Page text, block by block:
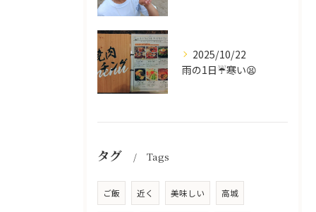
2025/10/22
雨の1日☔寒い😫
タグ Tags
ご飯 近く 美味しい 高城